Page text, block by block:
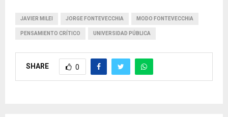
JAVIER MILEI JORGE FONTEVECCHIA MODO FONTEVECCHIA
PENSAMIENTO CRÍTICO UNIVERSIDAD PÚBLICA
SHARE 0